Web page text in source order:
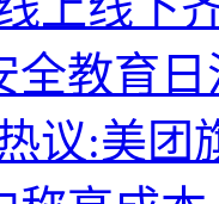
全教育
议:美团